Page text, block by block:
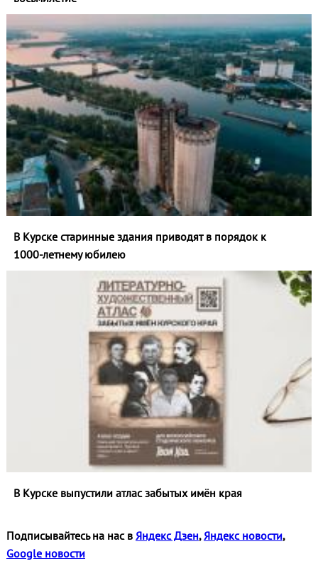
В Курске старинные здания приводят в порядок к
1000‑летнему юбилею
В Курске выпустили атлас забытых имён края
Подписывайтесь на нас в Яндекс Дзен, Яндекс новости,
Google новости